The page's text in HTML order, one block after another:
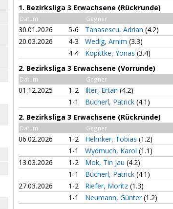
1. Bezirksliga 3 Erwachsene (Rückrunde)
Datum Gegner
30.01.2026 5-6 Tanasescu, Adrian (4.2)
20.03.2026
4-3 Wedig, Arnim (3.3)
4-4
Kopittke, Yonas (3.4)
2. Bezirksliga 3 Erwachsene (Vorrunde)
Datum Gegner
01.12.2025 1-2 Ilter, Ertan (4.2)
1-1
Bücherl, Patrick (4.1)
2. Bezirksliga 3 Erwachsene (Rückrunde)
Datum Gegner
06.02.2026 1-2 Helmker, Tobias (1.2)
1-1
Wydmuch, Karol (1.1)
13.03.2026
1-2 Mok, Tin Jau (4.2)
1-1
Bücherl, Patrick (4.1)
27.03.2026
1-2 Riefer, Moritz (1.3)
1-1
Neumann, Günter (1.2)